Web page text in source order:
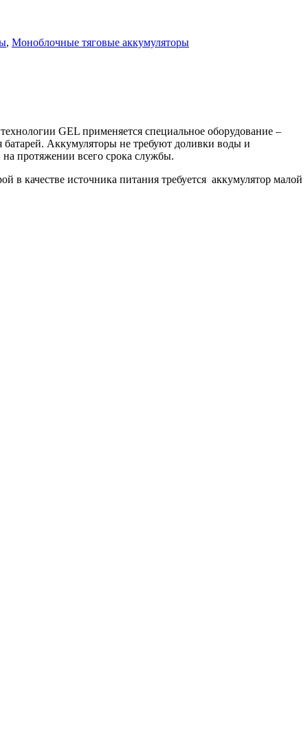
, Моноблочные тяговые аккумуляторы
GEL применяется специальное оборудование –
Аккумуляторы не требуют доливки воды и
протяжении всего срока службы.
в качестве источника питания требуется аккумулятор малой